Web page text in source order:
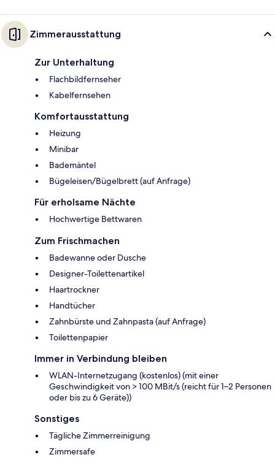
Zimmerausstattung
Zur Unterhaltung
Flachbildfernseher
Kabelfernsehen
Komfortausstattung
Heizung
Minibar
Bademäntel
Bügeleisen/Bügelbrett (auf Anfrage)
Für erholsame Nächte
Hochwertige Bettwaren
Zum Frischmachen
Badewanne oder Dusche
Designer-Toilettenartikel
Haartrockner
Handtücher
Zahnbürste und Zahnpasta (auf Anfrage)
Toilettenpapier
Immer in Verbindung bleiben
WLAN-Internetzugang (kostenlos) (mit einer
Geschwindigkeit von > 100 MBit/s (reicht für 1–2 Personen
oder bis zu 6 Geräte))
Sonstiges
Tägliche Zimmerreinigung
Zimmersafe